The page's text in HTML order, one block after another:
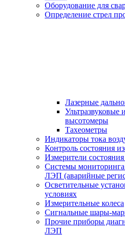
Оборудование для
Определение стрел
Лазерные
Ультразвуковые
высотомеры
Тахеометры
Индикаторы тока
Контроль состояния
Измерители
Системы
ЛЭП (аварийные
Осветительные
условиях
Измерительные колеса
Сигнальные шары-
Прочие приборы
ЛЭП